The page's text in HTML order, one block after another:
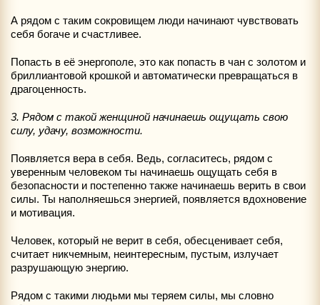
А рядом с таким сокровищем люди начинают чувствовать
себя богаче и счастливее.
Попасть в её энергополе, это как попасть в чан с золотом и
бриллиантовой крошкой и автоматически превращаться в
драгоценность.
3. Рядом с такой женщиной начинаешь ощущать свою
силу, удачу, возможности.
Появляется вера в себя. Ведь, согласитесь, рядом с
уверенным человеком ты начинаешь ощущать себя в
безопасности и постепенно также начинаешь верить в свои
силы. Ты наполняешься энергией, появляется вдохновение
и мотивация.
Человек, который не верит в себя, обесценивает себя,
считает никчемным, неинтересным, пустым, излучает
разрушающую энергию.
Рядом с такими людьми мы теряем силы, мы словно